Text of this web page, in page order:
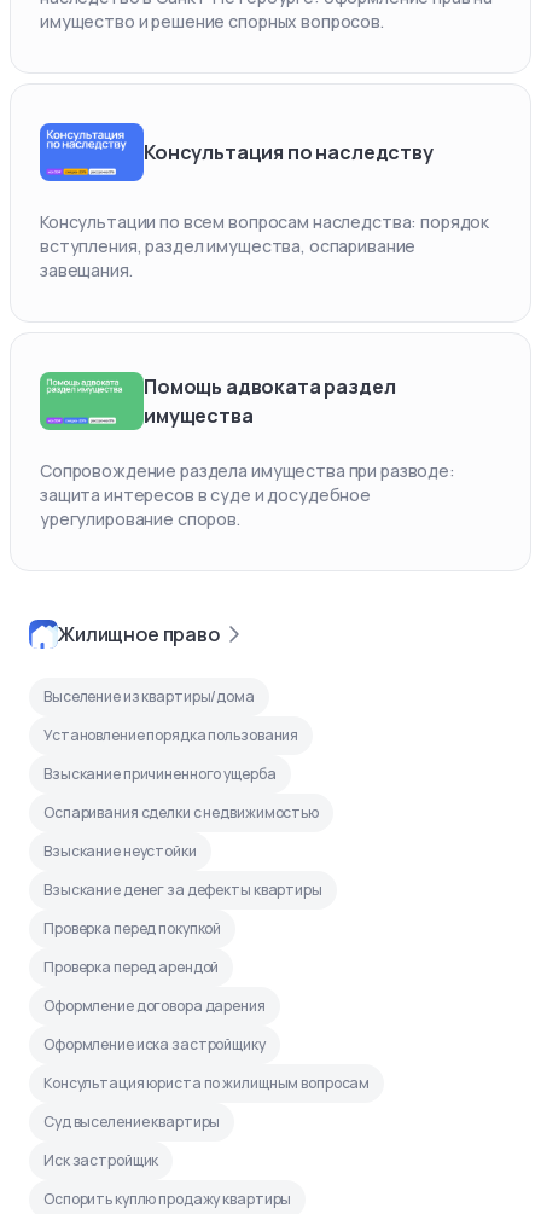
имущество и решение спорных вопросов.
Консультация по наследству
Консультации по всем вопросам наследства: порядок
вступления, раздел имущества, оспаривание
завещания.
Помощь адвоката раздел
имущества
Сопровождение раздела имущества при разводе:
защита интересов в суде и досудебное
урегулирование споров.
Жилищное право
Выселение из квартиры/дома
Установление порядка пользования
Взыскание причиненного ущерба
Оспаривания сделки с недвижимостью
Взыскание неустойки
Взыскание денег за дефекты квартиры
Проверка перед покупкой
Проверка перед арендой
Оформление договора дарения
Оформление иска застройщику
Консультация юриста по жилищным вопросам
Суд выселение квартиры
Иск застройщик
Оспорить куплю продажу квартиры